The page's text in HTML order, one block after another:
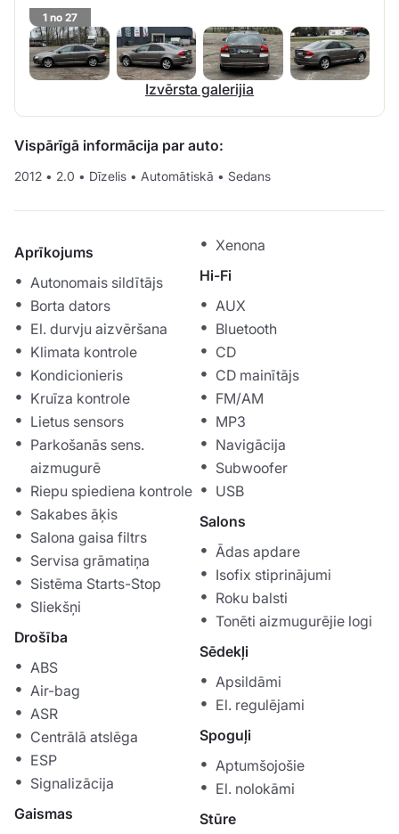
1 no 27
Izvērsta galerijia
Vispārīgā informācija par auto:
2012 • 2.0 • Dīzelis • Automātiskā • Sedans
Aprīkojums
Autonomais sildītājs
Borta dators
El. durvju aizvēršana
Klimata kontrole
Kondicionieris
Kruīza kontrole
Lietus sensors
Parkošanās sens.
aizmugurē
Riepu spiediena kontrole
Sakabes āķis
Salona gaisa filtrs
Servisa grāmatiņa
Sistēma Starts-Stop
Sliekšņi
Drošība
ABS
Air-bag
ASR
Centrālā atslēga
ESP
Signalizācija
Gaismas
Xenona
Hi-Fi
AUX
Bluetooth
CD
CD mainītājs
FM/AM
MP3
Navigācija
Subwoofer
USB
Salons
Ādas apdare
Isofix stiprinājumi
Roku balsti
Tonēti aizmugurējie logi
Sēdekļi
Apsildāmi
El. regulējami
Spoguļi
Aptumšojošie
El. nolokāmi
Stūre